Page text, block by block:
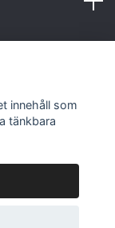
pengar.
online
innehåll som
tänkbara